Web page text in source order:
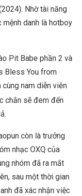
Nhờ tài năng
mệnh danh là hotboy
Pit Babe phần 2 và
Bless You from
cùng nam diễn viên
chắn sẽ đem đến
còn là trưởng
nhạc OXQ của
nhóm đã ra mắt
sau một thời gian
đã xác nhận việc